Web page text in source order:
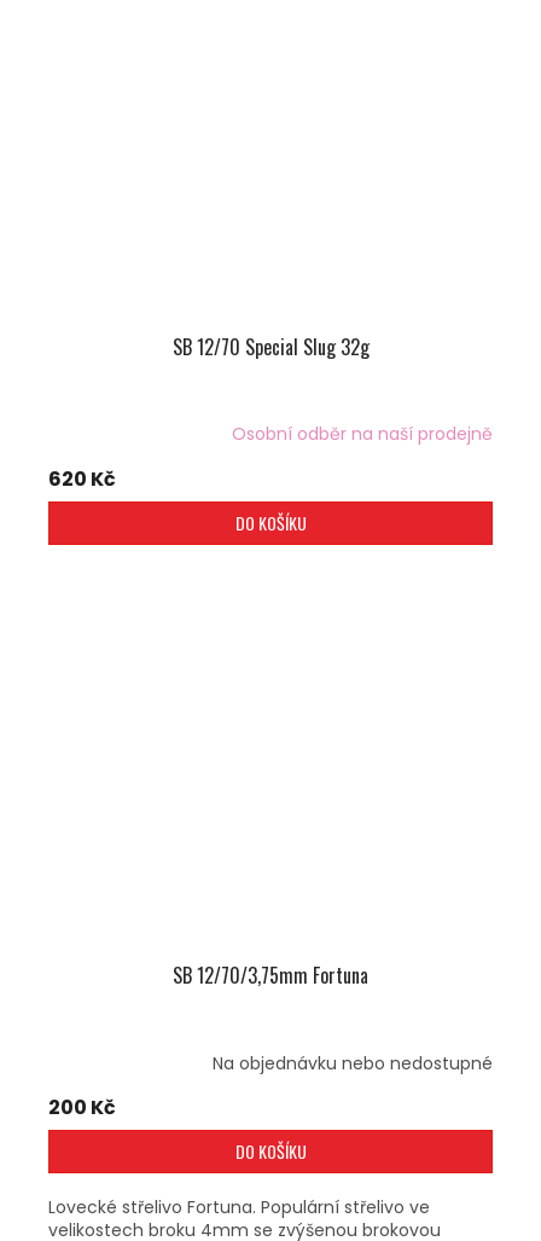
SB 12/70 Special Slug 32g
Osobní odběr na naší prodejně
620 Kč
DO KOŠÍKU
SB 12/70/3,75mm Fortuna
Na objednávku nebo nedostupné
200 Kč
DO KOŠÍKU
Lovecké střelivo Fortuna. Populární střelivo ve
velikostech broku 4mm se zvýšenou brokovou